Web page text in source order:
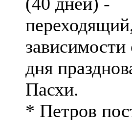
зависимости
дня
Пасхи.
* Петров